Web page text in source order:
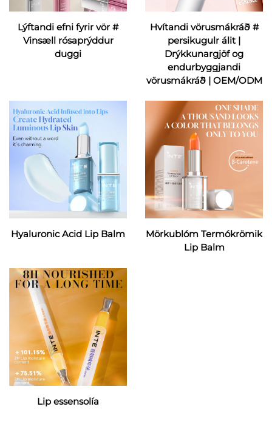
Lýftandi efni fyrir vör #
Vinsæll rósaprýddur
duggi
Hvítandi vörusmákráð #
persikugulr álit |
Drýkkunargjöf og
endurbyggjandi
vörusmákráð | OEM/ODM
Hyaluronic Acid Lip Balm
Mörkublóm Termókrömik
Lip Balm
Lip essensolía